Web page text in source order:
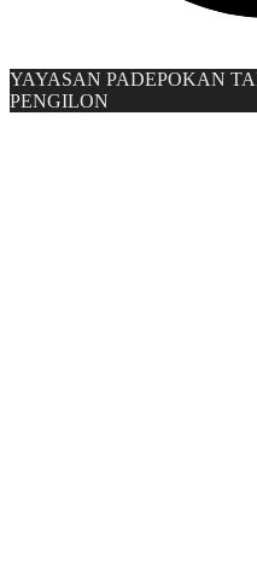
YAYASAN PADEPOKAN
PENGILON